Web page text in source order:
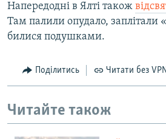
Напередодні в Ялті також
Там палили опудало, заплітали
билися подушками.
Поділитись Читати без
Читайте також